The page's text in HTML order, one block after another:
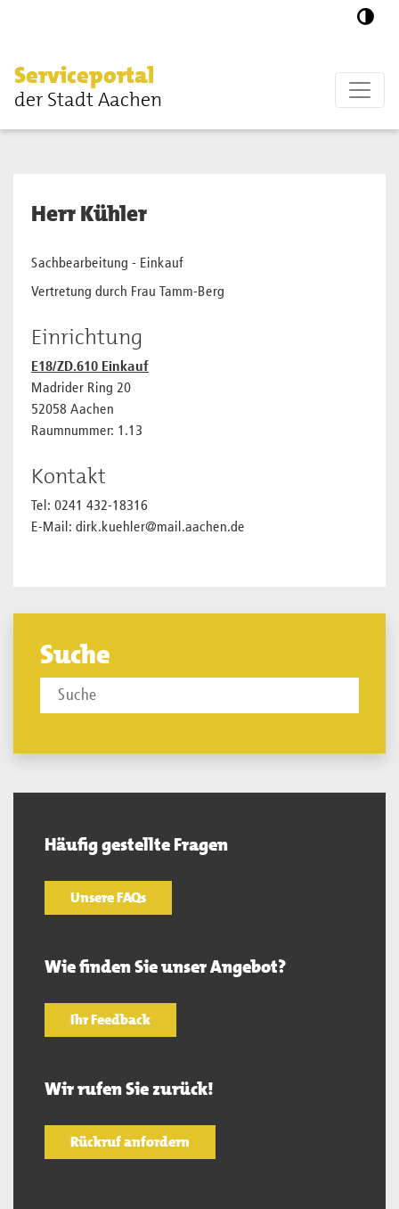
Serviceportal
der Stadt Aachen
Herr Kühler
Sachbearbeitung - Einkauf
Vertretung durch Frau Tamm-Berg
Einrichtung
E18/ZD.610 Einkauf
Madrider Ring 20
52058 Aachen
Raumnummer: 1.13
Kontakt
Tel: 0241 432-18316
E-Mail: dirk.kuehler@mail.aachen.de
Suche
Häufig gestellte Fragen
Unsere FAQs
Wie finden Sie unser Angebot?
Ihr Feedback
Wir rufen Sie zurück!
Rückruf anfordern